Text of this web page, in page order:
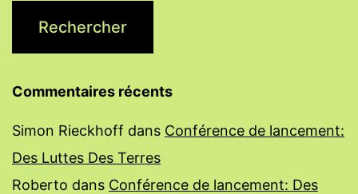
Commentaires récents
Simon Rieckhoff dans Conférence de lancement:
Des Luttes Des Terres
Roberto dans Conférence de lancement: Des